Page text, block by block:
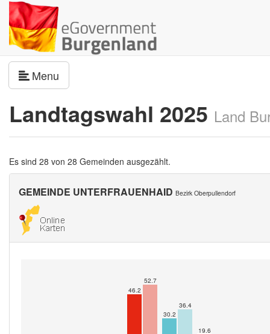
Menu
Landtagswahl 2025 Land
Es sind 28 von 28 Gemeinden ausgezählt.
GEMEINDE UNTERFRAUENHAID Bezirk Oberpullendorf
46.2
52.7
30.2
36.4
19.6